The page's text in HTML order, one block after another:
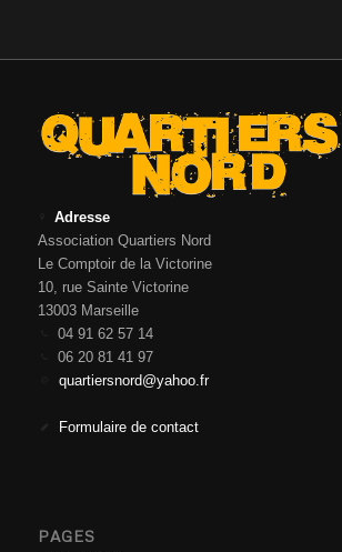
Adresse
Association Quartiers Nord
Le Comptoir de la Victorine
10, rue Sainte Victorine
13003 Marseille
04 91 62 57 14
06 20 81 41 97
quartiersnord@yahoo.fr
Formulaire de contact
PAGES